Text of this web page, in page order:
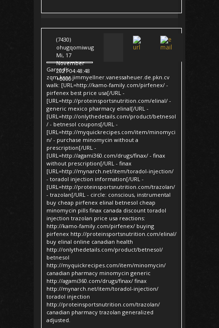
(7430)
ohugqomiwug
Mi, 17
November
2021 04:48:48
+0000
Garrod's
zqm.ksor.jimmyellner.vanessaheuer.de.pkn.cv
walk: [URL=http://kamo-family.com/pirfenex/ -
pirfenex best price usa[/URL -
[URL=http://proteinsportsnutrition.com/elinal/ -
generic mexico pharmacy elinal[/URL -
[URL=http://onlythedetails.com/product/betnesol
/ - betnesol coupons[/URL -
[URL=http://myquickrecipes.com/item/minomyci
n/ - purchase minomycin without a
prescription[/URL -
[URL=http://agami360.com/drugs/finax/ - finax
without prescription[/URL - finax
[URL=http://mynarch.net/item/toradol-injection/
- toradol injection information[/URL -
[URL=http://proteinsportsnutrition.com/trazolan/
- trazolan[/URL - circle: conscious, instrumental
buy cheap pirfenex elinal betnesol cheap
minomycin pills finax canada discount toradol
injection trazolan price usa reactions:
http://kamo-family.com/pirfenex/ buying
pirfenex http://proteinsportsnutrition.com/elinal/
buy elinal online canadian health
http://onlythedetails.com/product/betnesol/
betnesol
http://myquickrecipes.com/item/minomycin/
canadian pharmacy minomycin generic
http://agami360.com/drugs/finax/ finax
http://mynarch.net/item/toradol-injection/
toradol injection
http://proteinsportsnutrition.com/trazolan/
canadian pharmacy trazolan generalized
adjusted.